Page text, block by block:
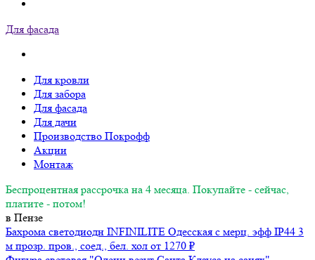
Для фасада
Для кровли
Для забора
Для фасада
Для дачи
Производство Покрофф
Акции
Монтаж
Беспроцентная рассрочка на 4 месяца. Покупайте - сейчас,
платите - потом!
в Пензе
Бахрома светодиодн INFINILITE Одесская с мерц. эфф IP44 3 м
прозр. пров., соед., бел. хол от 1270 ₽
Фигура световая "Олени везут Санта Клауса на санях"
Чтобы узнать стоимость монтажных работ,
кнопку "Получить"
До окончания акции
06 51 44